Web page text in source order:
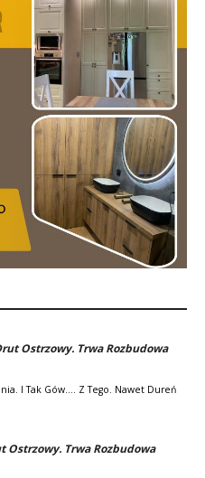
Ostrzowy. Trwa Rozbudowa
I Tak Gów.... Z Tego. Nawet Dureń
Ostrzowy. Trwa Rozbudowa